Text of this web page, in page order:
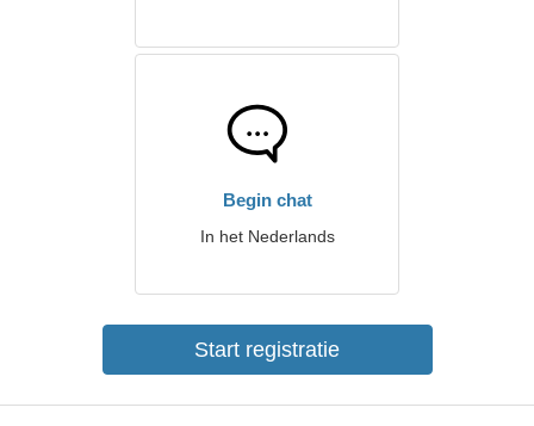
Begin chat
In het Nederlands
Start registratie